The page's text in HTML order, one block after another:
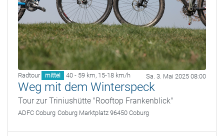
Radtour mittel 40 - 59 km, 15-18 km/h Sa. 3. Mai 2025 08:00
Weg mit dem Winterspeck
Tour zur Triniushütte "Rooftop Frankenblick"
ADFC Coburg Coburg Marktplatz 96450 Coburg